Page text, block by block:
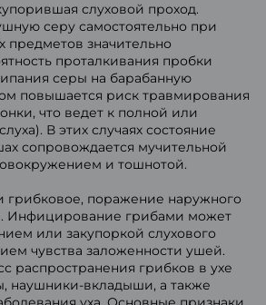
слуховой проход.
серу самостоятельно при
значительно
проталкивания пробки
серы на барабанную
повышается риск травмирования
что ведет к полной или
В этих случаях состояние
сопровождается мучительной
и тошнотой.
грибковое, поражение наружного
Инфицирование грибами может
или закупоркой слухового
чувства заложенности ушей.
распространения грибков в ухе
наушники-вкладыши, а также